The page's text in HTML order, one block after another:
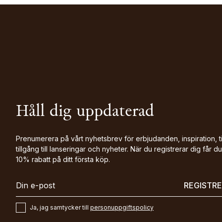
Håll dig uppdaterad
Prenumerera på vårt nyhetsbrev för erbjudanden, inspiration,
tillgång till lanseringar och nyheter. När du registrerar dig får du
10% rabatt på ditt första köp.
Ja, jag samtycker till personuppgiftspolicy